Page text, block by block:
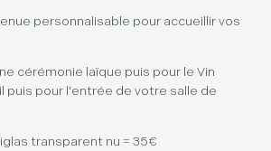
personnalisable pour accueillir vos
cérémonie laïque puis pour le Vin
puis pour l'entrée de votre salle de
transparent nu = 35€